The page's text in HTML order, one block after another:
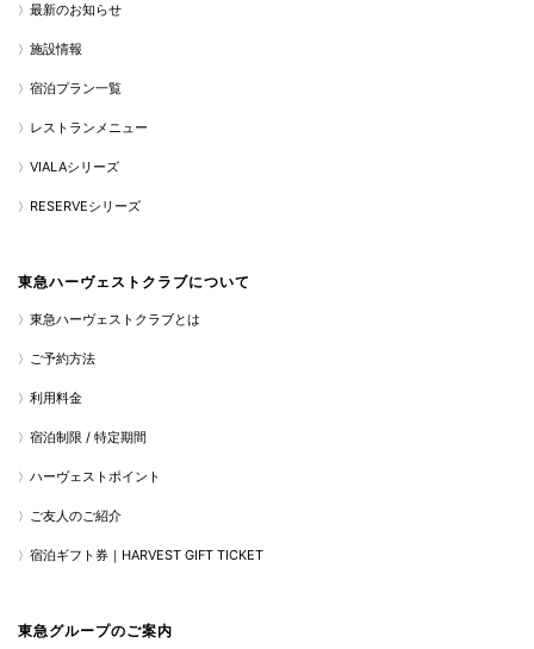
最新のお知らせ
施設情報
宿泊プラン一覧
レストランメニュー
VIALAシリーズ
RESERVEシリーズ
東急ハーヴェストクラブについて
東急ハーヴェストクラブとは
ご予約方法
利用料金
宿泊制限 / 特定期間
ハーヴェストポイント
ご友人のご紹介
宿泊ギフト券｜HARVEST GIFT TICKET
東急グループのご案内